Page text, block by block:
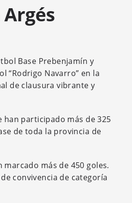
Base Prebenjamín y
“Rodrigo Navarro” en la
de clausura vibrante y
participado más de 325
de toda la provincia de
más de 450 goles.
convivencia de categoría